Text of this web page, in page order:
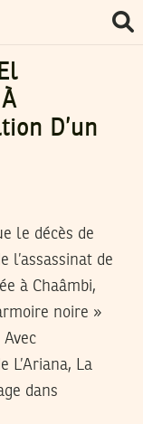
D’un
le décès de
l’assassinat de
à Chaâmbi,
noire »
L’Ariana, La
dans